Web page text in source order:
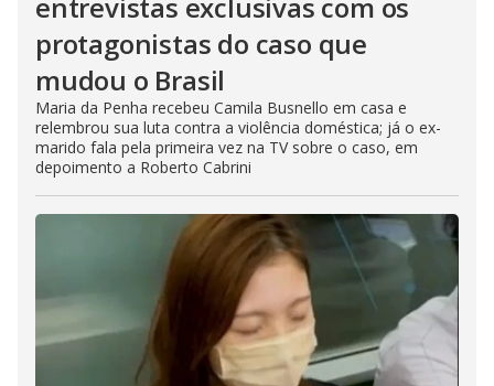
protagonistas do caso que
mudou o Brasil
Maria da Penha recebeu Camila Busnello em casa e
relembrou sua luta contra a violência doméstica; já o ex-
marido fala pela primeira vez na TV sobre o caso, em
depoimento a Roberto Cabrini